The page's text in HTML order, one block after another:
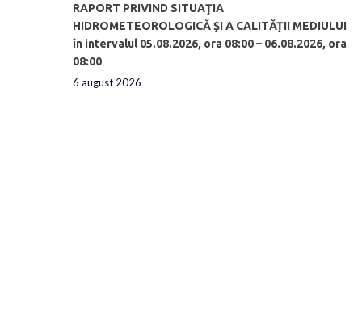
RAPORT PRIVIND SITUAŢIA
HIDROMETEOROLOGICĂ ŞI A CALITĂŢII MEDIULUI
în intervalul 05.08.2026, ora 08:00 – 06.08.2026, ora
08:00
6 august 2026